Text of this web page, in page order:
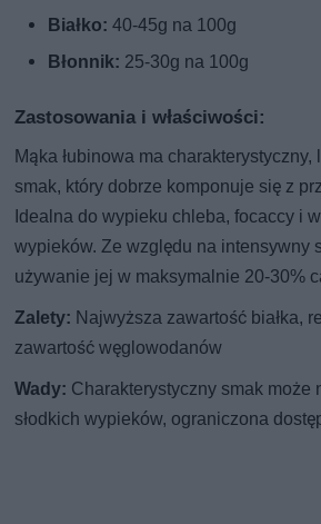
Białko: 40-45g na 100g
Błonnik: 25-30g na 100g
Zastosowania i właściwości:
Mąka łubinowa ma
smak, który dobrze komponuje się z
Idealna do wypieku chleba, focaccy i
wypieków. Ze względu na intensywny
używanie jej w maksymalnie 20-30%
Zalety: Najwyższa zawartość białka,
zawartość węglowodanów
Wady: Charakterystyczny smak może
słodkich wypieków, ograniczona